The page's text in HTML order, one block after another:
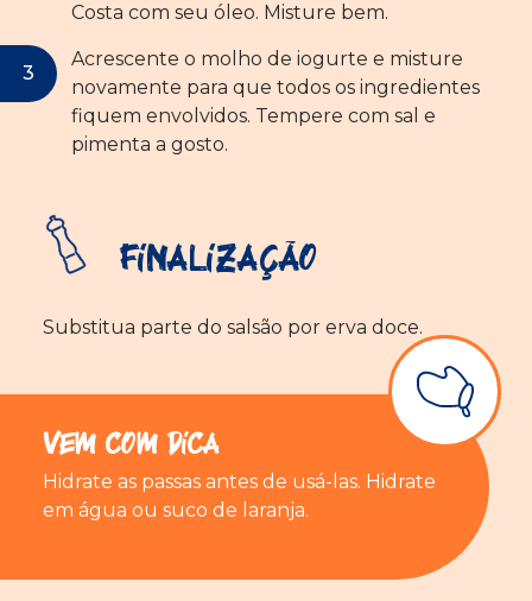
Costa com seu óleo. Misture bem.
Acrescente o molho de iogurte e misture
novamente para que todos os ingredientes
fiquem envolvidos. Tempere com sal e
pimenta a gosto.
Finalização
Substitua parte do salsão por erva doce.
Vem com Dica
Hidrate as passas antes de usá-las. Hidrate
em água ou suco de laranja.